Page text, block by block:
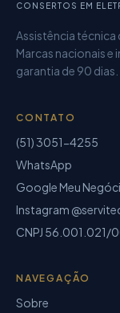
CONSERTOS EM
Assistência
Marcas nacionais
garantia de 90 dias
CONTATO
(51) 3051-4255
WhatsApp
Google Meu
Instagram
CNPJ 56.001.021/
NAVEGAÇÃO
Sobre